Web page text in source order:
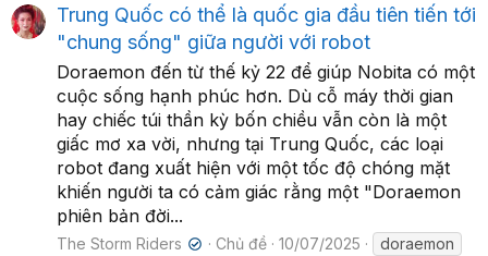
Trung Quốc có thể là quốc gia đầu tiên tiến tới
"chung sống" giữa người với robot
Doraemon đến từ thế kỷ 22 để giúp Nobita có một
cuộc sống hạnh phúc hơn. Dù cỗ máy thời gian
hay chiếc túi thần kỳ bốn chiều vẫn còn là một
giấc mơ xa vời, nhưng tại Trung Quốc, các loại
robot đang xuất hiện với một tốc độ chóng mặt
khiến người ta có cảm giác rằng một "Doraemon
phiên bản đời...
The Storm Riders ✔ Chủ đề 10/07/2025
doraemon